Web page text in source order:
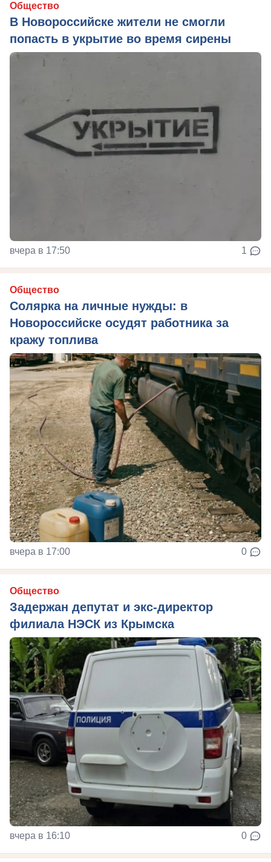
Общество
В Новороссийске жители не смогли
попасть в укрытие во время сирены
вчера в 17:50 1
Общество
Солярка на личные нужды: в
Новороссийске осудят работника за
кражу топлива
вчера в 17:00 0
Общество
Задержан депутат и экс-директор
филиала НЭСК из Крымска
вчера в 16:10 0